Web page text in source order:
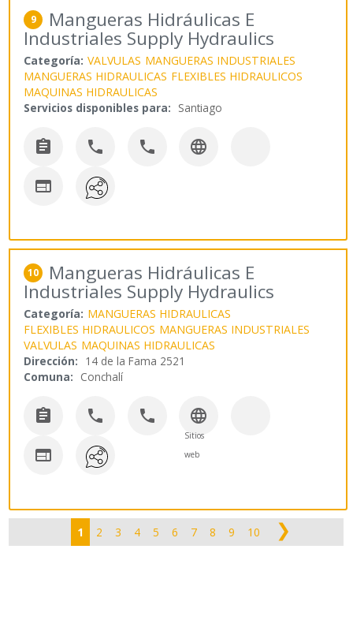
9 Mangueras Hidráulicas E
Industriales Supply Hydraulics
Categoría: VALVULAS MANGUERAS INDUSTRIALES
MANGUERAS HIDRAULICAS FLEXIBLES HIDRAULICOS
MAQUINAS HIDRAULICAS
Servicios disponibles para: Santiago
   

10 Mangueras Hidráulicas E
Industriales Supply Hydraulics
Categoría: MANGUERAS HIDRAULICAS
FLEXIBLES HIDRAULICOS MANGUERAS INDUSTRIALES
VALVULAS MAQUINAS HIDRAULICAS
Dirección: 14 de la Fama 2521
Comuna: Conchalí
   
Sitios
web

1 2 3 4 5 6 7 8 9 10 ❯